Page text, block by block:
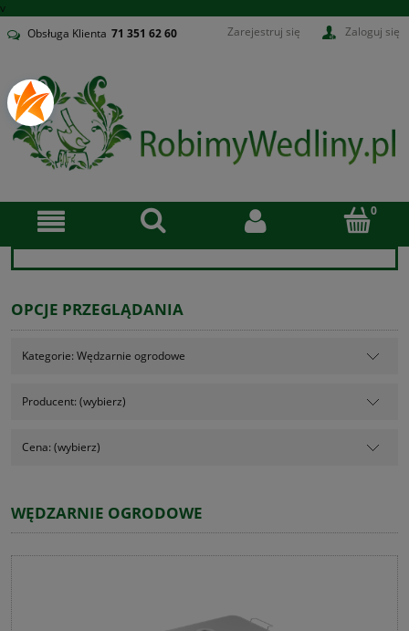
v
Obsługa Klienta 71 351 62 60 Zarejestruj się Zaloguj się
OPCJE PRZEGLĄDANIA
Kategorie: Wędzarnie ogrodowe
Producent: (wybierz)
Cena: (wybierz)
WĘDZARNIE OGRODOWE